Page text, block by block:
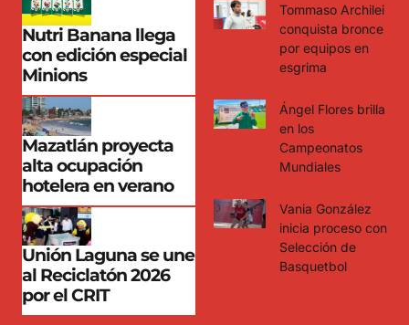
Nutri Banana llega
con edición especial
Minions
Mazatlán proyecta
alta ocupación
hotelera en verano
Unión Laguna se une
al Reciclatón 2026
por el CRIT
Tommaso Archilei
conquista bronce
por equipos en
esgrima
Ángel Flores brilla
en los
Campeonatos
Mundiales
Vania González
inicia proceso con
Selección de
Basquetbol